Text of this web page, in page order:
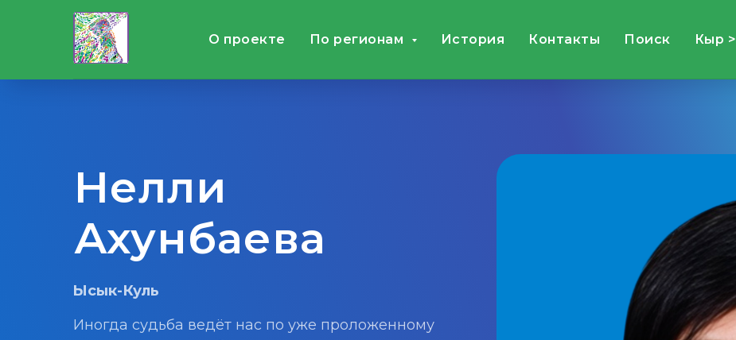
О проекте По регионам История Контакты Поиск Кыр >
Нелли
Ахунбаева
Ысык-Куль
Иногда судьба ведёт нас по уже проложенному